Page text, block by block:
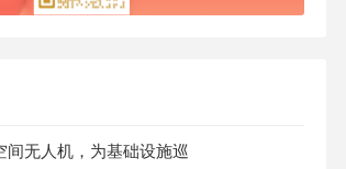
间无人机，为基础设施巡